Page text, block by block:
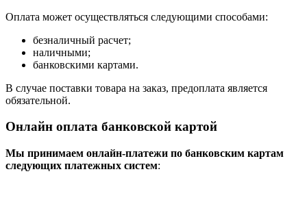
Оплата может осуществляться следующими способами:
безналичный расчет;
наличными;
банковскими картами.
В случае поставки товара на заказ, предоплата является
обязательной.
Онлайн оплата банковской картой
Мы принимаем онлайн-платежи по банковским картам
cледующих платежных систем: